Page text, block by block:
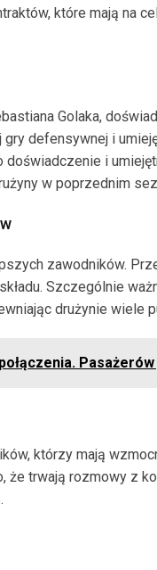
które mają na
Golaka,
defensywnej i
i
w poprzednim
zawodników.
Szczególnie
drużynie wiele
którzy mają
trwają rozmowy z